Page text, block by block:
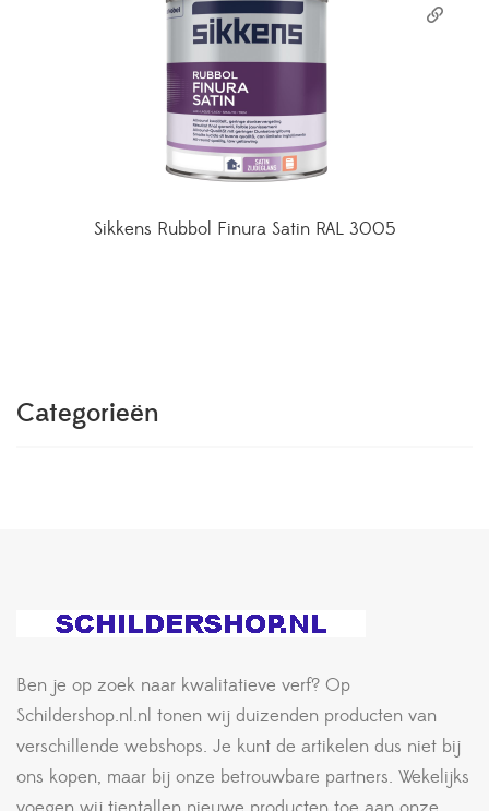
Sikkens Rubbol Finura Satin RAL 3005
Categorieën
Ben je op zoek naar kwalitatieve verf? Op
Schildershop.nl.nl tonen wij duizenden producten van
verschillende webshops. Je kunt de artikelen dus niet bij
ons kopen, maar bij onze betrouwbare partners. Wekelijks